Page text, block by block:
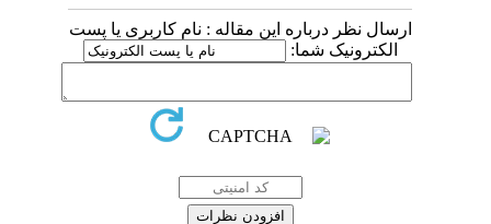
ارسال نظر درباره این مقاله : نام کاربری یا پست
الکترونیک شما: